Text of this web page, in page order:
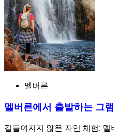
멜버른
멜버른에서 출발하는 그
길들여지지 않은 자연 체험: